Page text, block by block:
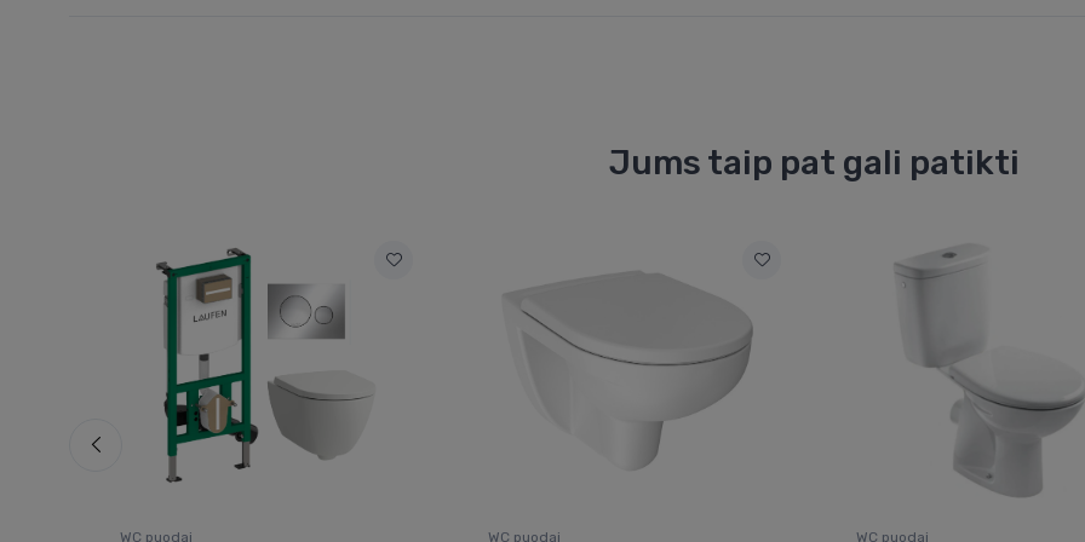
Jums taip pat gali patikti
WC puodai WC puodai WC puodai